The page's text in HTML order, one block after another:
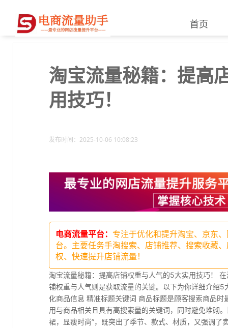
首页
淘宝流量秘籍：提高
用技巧！
发布时间：2025-10-06 10:08:23
电商流量平台： 专注于优化和提升淘宝、京东
台。主要任务手淘搜索、店铺推荐、搜索收藏
权、快速提升店铺流量！
淘宝流量秘籍：提高店铺权重与人气的5大实用技巧！
铺权重与人气则是获取流量的关键。以下为你详细介绍
化商品信息 精准标题关键词 商品标题是顾客搜索商品
用与商品相关且具有高搜索量的关键词，同时避免堆砌
裙，显瘦时尚”，既突出了季节、款式、材质，又强调